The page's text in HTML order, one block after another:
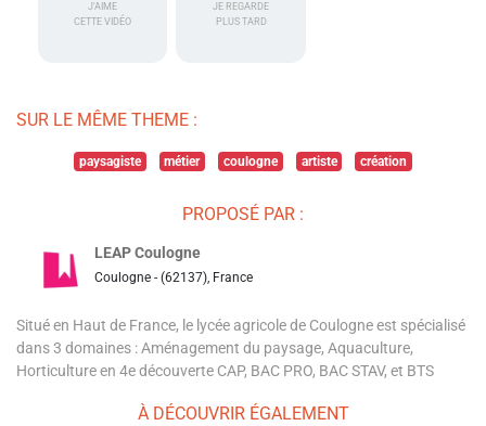
J'AIME
CETTE VIDÉO
JE REGARDE
PLUS TARD
SUR LE MÊME THEME :
paysagiste métier coulogne artiste création
PROPOSÉ PAR :
LEAP Coulogne
Coulogne - (62137), France
Situé en Haut de France, le lycée agricole de Coulogne est spécialisé
dans 3 domaines : Aménagement du paysage, Aquaculture,
Horticulture en 4e découverte CAP, BAC PRO, BAC STAV, et BTS
À DÉCOUVRIR ÉGALEMENT